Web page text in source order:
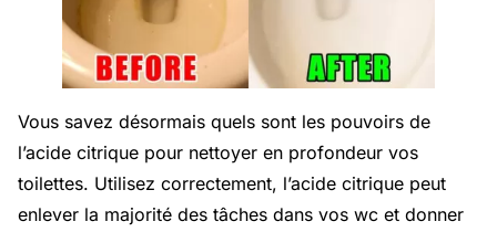
Vous savez désormais quels sont les pouvoirs de
l’acide citrique pour nettoyer en profondeur vos
toilettes. Utilisez correctement, l’acide citrique peut
enlever la majorité des tâches dans vos wc et donner